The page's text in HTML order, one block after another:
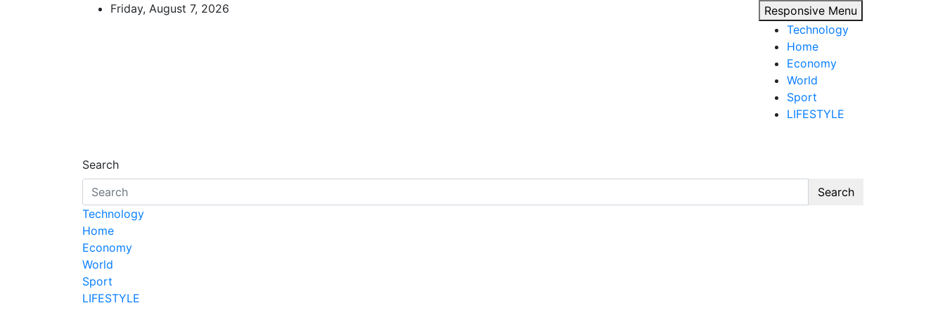
Friday, August 7, 2026
Responsive Menu
Technology
Home
Economy
World
Sport
LIFESTYLE
d7-news.com
News
Search
Search
Technology
Home
Economy
World
Sport
LIFESTYLE